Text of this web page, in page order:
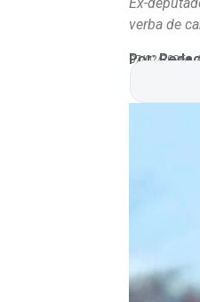
verba de
Por:
07/02/2026